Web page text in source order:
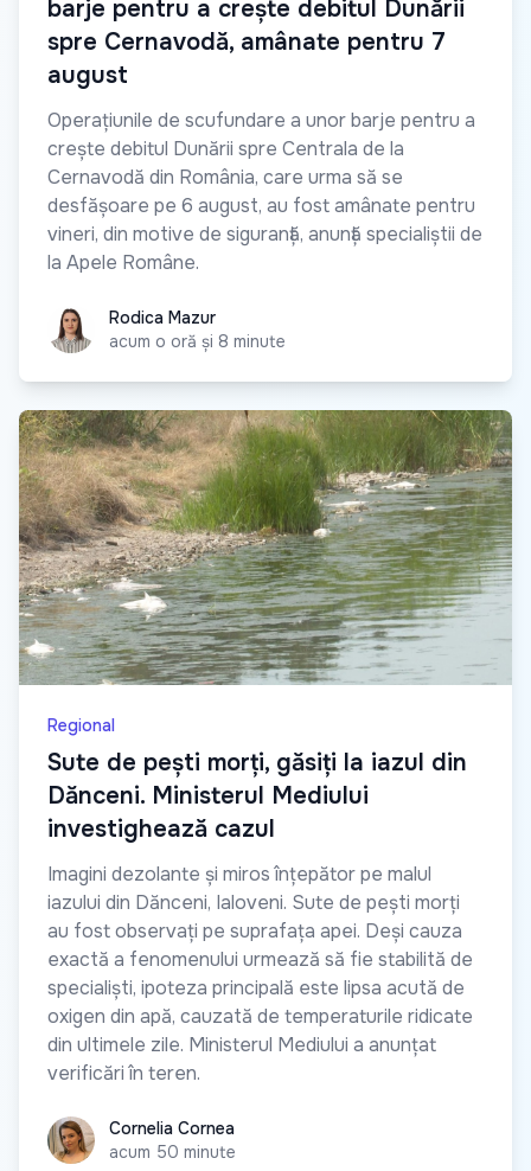
barje pentru a crește debitul Dunării
spre Cernavodă, amânate pentru 7
august
Operațiunile de scufundare a unor barje pentru a
crește debitul Dunării spre Centrala de la
Cernavodă din România, care urma să se
desfășoare pe 6 august, au fost amânate pentru
vineri, din motive de siguranță, anunță specialiștii de
la Apele Române.
Rodica MazurRodica Mazur
acum o oră și 8 minute
Regional
Sute de pești morți, găsiți la iazul din
Dănceni. Ministerul Mediului
investighează cazul
Imagini dezolante și miros înțepător pe malul
iazului din Dănceni, Ialoveni. Sute de pești morți
au fost observați pe suprafața apei. Deși cauza
exactă a fenomenului urmează să fie stabilită de
specialiști, ipoteza principală este lipsa acută de
oxigen din apă, cauzată de temperaturile ridicate
din ultimele zile. Ministerul Mediului a anunțat
verificări în teren.
Cornelia Cornea
Cornelia Cornea
acum 50 minute